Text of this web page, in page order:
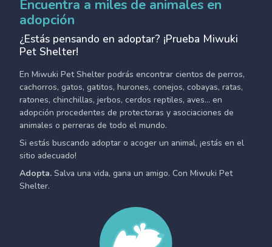
Encuentra a miles de animales en
adopción
¿Estás pensando en adoptar? ¡Prueba Miwuki
Pet Shelter!
En Miwuki Pet Shelter podrás encontrar cientos de perros,
cachorros, gatos, gatitos, hurones, conejos, cobayas, ratas,
ratones, chinchillas, jerbos, cerdos reptiles, aves... en
adopción procedentes de protectoras y asociaciones de
animales o perreras de todo el mundo.
Si estás buscando adoptar o acoger un animal, ¡estás en el
sitio adecuado!
Adopta. Salva una vida, gana un amigo. Con Miwuki Pet
Shelter.